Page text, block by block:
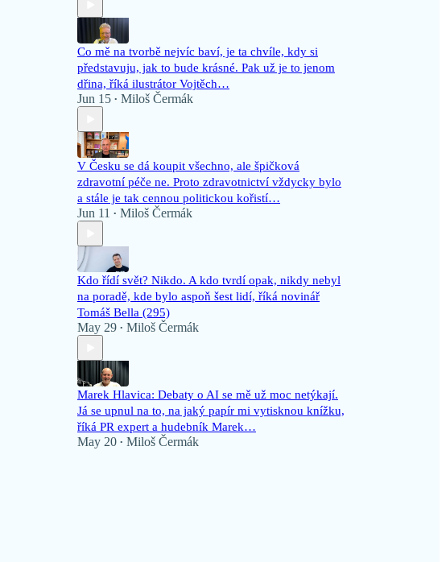
Co mě na tvorbě nejvíc baví, je ta chvíle, kdy si
představuju, jak to bude krásné. Pak už je to jenom
dřina, říká ilustrátor Vojtěch…
Jun 15 • Miloš Čermák
V Česku se dá koupit všechno, ale špičková
zdravotní péče ne. Proto zdravotnictví vždycky bylo
a stále je tak cennou politickou kořistí…
Jun 11 • Miloš Čermák
Kdo řídí svět? Nikdo. A kdo tvrdí opak, nikdy nebyl
na poradě, kde bylo aspoň šest lidí, říká novinář
Tomáš Bella (295)
May 29 • Miloš Čermák
Marek Hlavica: Debaty o AI se mě už moc netýkají.
Já se upnul na to, na jaký papír mi vytisknou knížku,
říká PR expert a hudebník Marek…
May 20 • Miloš Čermák